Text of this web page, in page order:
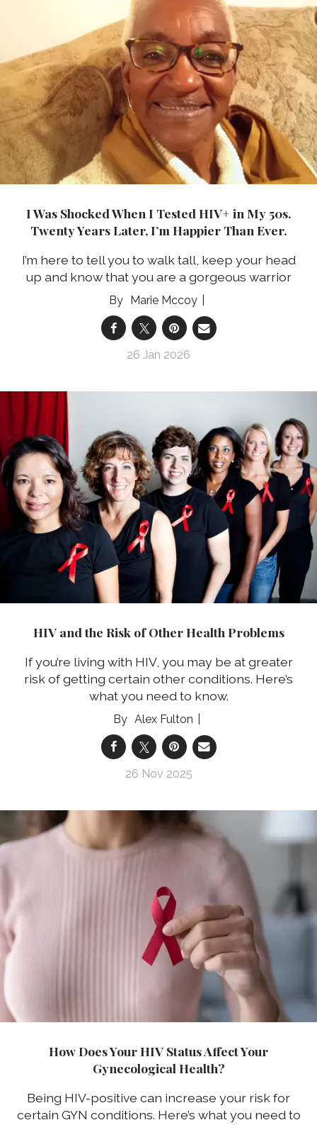
I Was Shocked When I Tested HIV+ in My 50s.
Twenty Years Later, I’m Happier Than Ever.
I’m here to tell you to walk tall, keep your head
up and know that you are a gorgeous warrior
Marie Mccoy
26 Jan 2026
HIV and the Risk of Other Health Problems
If you’re living with HIV, you may be at greater
risk of getting certain other conditions. Here’s
what you need to know.
Alex Fulton
26 Nov 2025
How Does Your HIV Status Affect Your
Gynecological Health?
Being HIV-positive can increase your risk for
certain GYN conditions. Here’s what you need to